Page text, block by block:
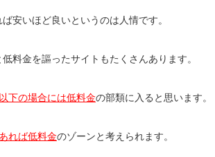
安いほど良いというのは人情です。
料金を謳ったサイトもたくさんあります。
下の場合には低料金の部類に入ると思います。
れば低料金のゾーンと考えられます。